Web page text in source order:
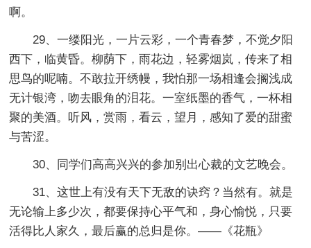
啊。
29、一缕阳光，一片云彩，一个青春梦，不觉夕阳
西下，临黄昏。柳荫下，雨花边，轻雾烟岚，传来了相
思鸟的呢喃。不敢拉开绣幔，我怕那一场相逢会搁浅成
无计银湾，吻去眼角的泪花。一室纸墨的香气，一杯相
聚的美酒。听风，赏雨，看云，望月，感知了爱的甜蜜
与苦涩。
30、同学们高高兴兴的参加别出心裁的文艺晚会。
31、这世上有没有天下无敌的诀窍？当然有。就是
无论输上多少次，都要保持心平气和，身心愉悦，只要
活得比人家久，最后赢的总归是你。——《花瓶》